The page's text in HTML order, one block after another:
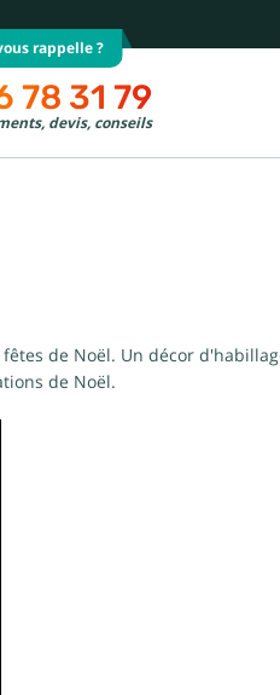
rappelle ?
78 31 79
devis, conseils
de Noël. Un décor
de Noël.